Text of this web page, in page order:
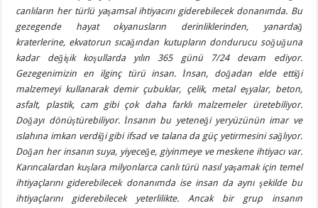
canlıların her türlü yaşamsal ihtiyacını giderebilecek donanımda. Bu
gezegende hayat okyanusların derinliklerinden, yanardağ
kraterlerine, ekvatorun sıcağından kutupların dondurucu soğuğuna
kadar değişik koşullarda yılın 365 günü 7/24 devam ediyor.
Gezegenimizin en ilginç türü insan. İnsan, doğadan elde ettiği
malzemeyi kullanarak demir çubuklar, çelik, metal eşyalar, beton,
asfalt, plastik, cam gibi çok daha farklı malzemeler üretebiliyor.
Doğayı dönüştürebiliyor. İnsanın bu yeteneği yeryüzünün imar ve
ıslahına imkan verdiği gibi ifsad ve talana da güç yetirmesini sağlıyor.
Doğan her insanın suya, yiyeceğe, giyinmeye ve meskene ihtiyacı var.
Karıncalardan kuşlara milyonlarca canlı türü nasıl yaşamak için temel
ihtiyaçlarını giderebilecek donanımda ise insan da aynı şekilde bu
ihtiyaçlarını giderebilecek yeterlilikte. Ancak bir grup insanın